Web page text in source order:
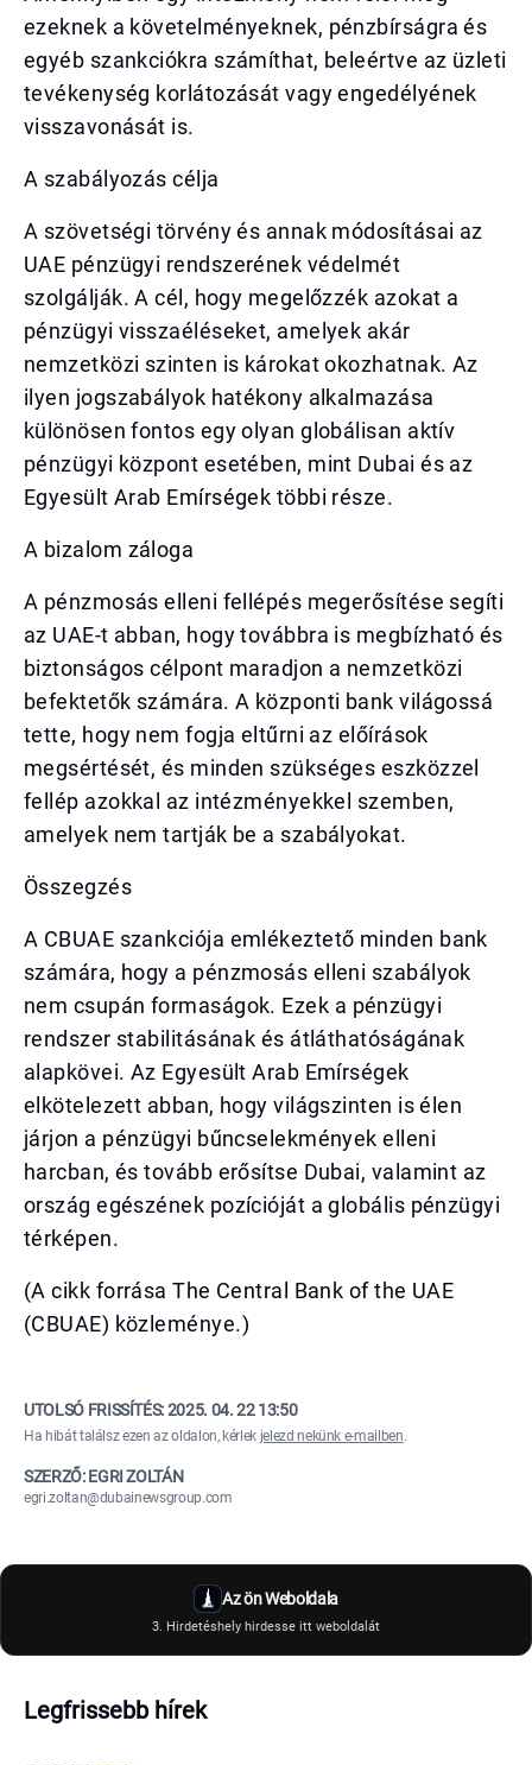
ezeknek a követelményeknek, pénzbírságra és
egyéb szankciókra számíthat, beleértve az üzleti
tevékenység korlátozását vagy engedélyének
visszavonását is.
A szabályozás célja
A szövetségi törvény és annak módosításai az
UAE pénzügyi rendszerének védelmét
szolgálják. A cél, hogy megelőzzék azokat a
pénzügyi visszaéléseket, amelyek akár
nemzetközi szinten is károkat okozhatnak. Az
ilyen jogszabályok hatékony alkalmazása
különösen fontos egy olyan globálisan aktív
pénzügyi központ esetében, mint Dubai és az
Egyesült Arab Emírségek többi része.
A bizalom záloga
A pénzmosás elleni fellépés megerősítése segíti
az UAE-t abban, hogy továbbra is megbízható és
biztonságos célpont maradjon a nemzetközi
befektetők számára. A központi bank világossá
tette, hogy nem fogja eltűrni az előírások
megsértését, és minden szükséges eszközzel
fellép azokkal az intézményekkel szemben,
amelyek nem tartják be a szabályokat.
Összegzés
A CBUAE szankciója emlékeztető minden bank
számára, hogy a pénzmosás elleni szabályok
nem csupán formaságok. Ezek a pénzügyi
rendszer stabilitásának és átláthatóságának
alapkövei. Az Egyesült Arab Emírségek
elkötelezett abban, hogy világszinten is élen
járjon a pénzügyi bűncselekmények elleni
harcban, és tovább erősítse Dubai, valamint az
ország egészének pozícióját a globális pénzügyi
térképen.
(A cikk forrása The Central Bank of the UAE
(CBUAE) közleménye.)
UTOLSÓ FRISSÍTÉS:2025. 04. 22 13:50
Ha hibát találsz ezen az oldalon, kérlek jelezd nekünk e-mailben.
SZERZŐ: EGRI ZOLTÁN
egri.zoltan@dubainewsgroup.com
Az ön Weboldala
3. Hirdetéshely hirdesse itt weboldalát
Legfrissebb hírek